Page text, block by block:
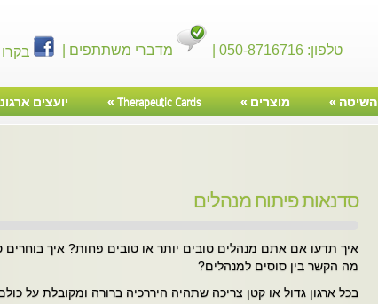
בקרו מדברי משתתפים | טלפון: 050-8716716 |
השיטה » מוצרים »
Therapeutic Cards
» יועצים
סדנאות פיתוח מנהלים
איך תדעו אם אתם מנהלים טובים יותר או טובים פחות? איך בוחרים
מה הקשר בין סוסים למנהלים?
בכל ארגון גדול או קטן צריכה שתהיה היררכיה ברורה ומקובלת על